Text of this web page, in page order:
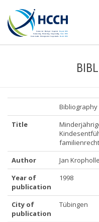
Bibliography
Title
Author
Jan
Year of
publication
1998
City of
publication
Tübingen